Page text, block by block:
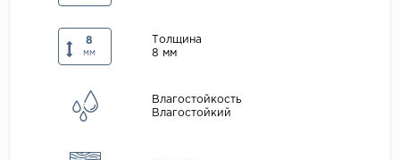
8
мм
Толщина
8 мм
Влагостойкость
Влагостойкий